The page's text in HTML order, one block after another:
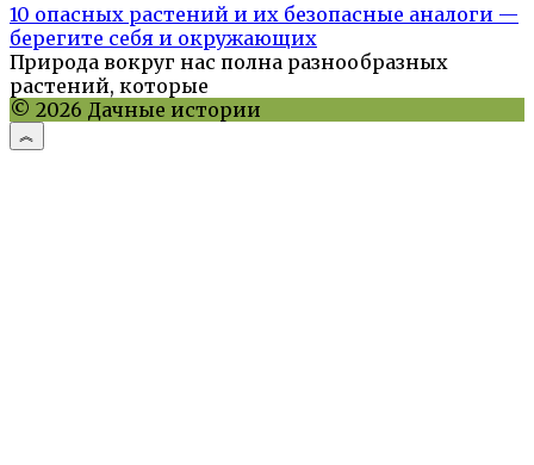
10 опасных растений и их безопасные аналоги —
берегите себя и окружающих
Природа вокруг нас полна разнообразных
растений, которые
© 2026 Дачные истории